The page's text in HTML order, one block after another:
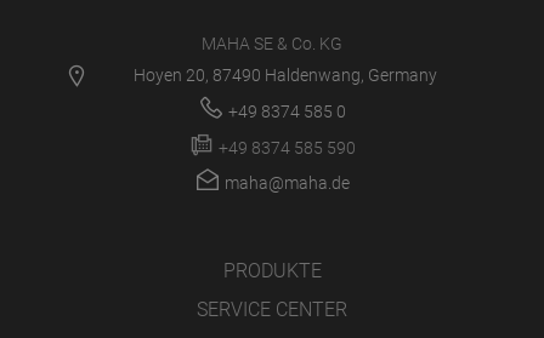
MAHA SE & Co. KG
Hoyen 20, 87490 Haldenwang, Germany
+49 8374 585 0
+49 8374 585 590
maha@maha.de
PRODUKTE
SERVICE CENTER